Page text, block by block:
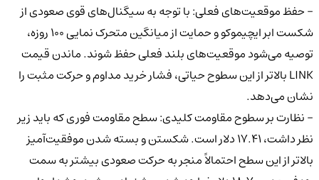
- حفظ موقعیت‌های فعلی: با توجه به سیگنال‌های قوی صعودی از
شکست ابر ایچیموکو و حمایت از میانگین متحرک نمایی ۱۰۰ روزه،
توصیه می‌شود موقعیت‌های بلند فعلی حفظ شوند. ماندن قیمت
LINK بالاتر از این سطوح حیاتی، فشار خرید مداوم و حرکت مثبت را
نشان می‌دهد.
- نظارت بر سطوح مقاومت کلیدی: سطح مقاومت فوری که باید زیر
نظر داشت، ۱۷.۴۱ دلار است. شکستن و بسته شدن موفقیت‌آمیز
بالاتر از این سطح احتمالاً منجر به حرکت صعودی بیشتر به سمت